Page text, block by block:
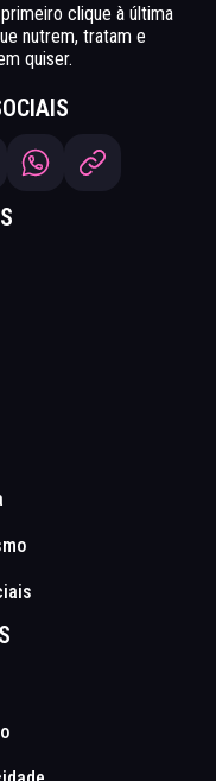
clique à última
nutrem, tratam e
quiser.